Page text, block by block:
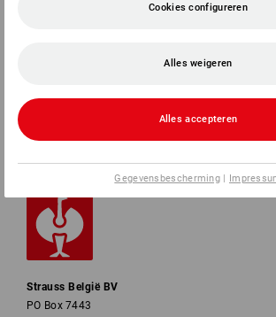
Strauss België BV
PO Box 7443
Cookies configureren
Alles weigeren
Alles accepteren
Gegevensbescherming |